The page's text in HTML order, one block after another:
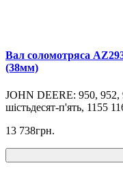
Вал соломотряса
(38мм)
JOHN DEERE: 950, 952,
шістьдесят-п'ять, 1155
13 738грн.